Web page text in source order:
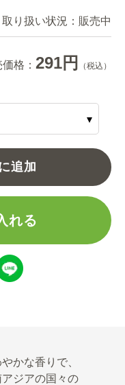
取り扱い状況： 販売中
格： 291円 （税込）
追加
れる
かな香りで、
ジアの国々の